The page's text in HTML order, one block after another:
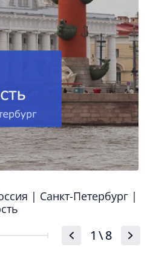
| Санкт-Петербург |
1 \8